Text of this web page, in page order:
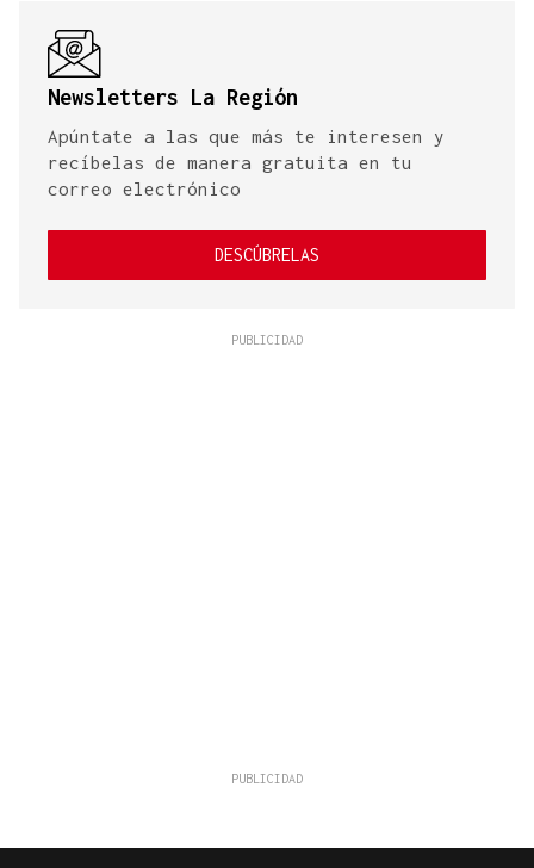
Newsletters La Región
Apúntate a las que más te interesen y
recíbelas de manera gratuita en tu
correo electrónico
DESCÚBRELAS